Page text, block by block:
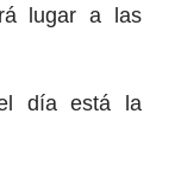
lugar a las
día está la